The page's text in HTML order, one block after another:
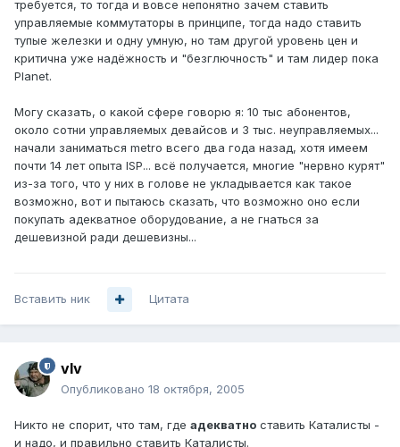
требуется, то тогда и вовсе непонятно зачем ставить
управляемые коммутаторы в принципе, тогда надо ставить
тупые железки и одну умную, но там другой уровень цен и
критична уже надёжность и "безглючность" и там лидер пока
Planet.
Могу сказать, о какой сфере говорю я: 10 тыс абонентов,
около сотни управляемых девайсов и 3 тыс. неуправляемых...
начали заниматься metro всего два года назад, хотя имеем
почти 14 лет опыта ISP... всё получается, многие "нервно курят"
из-за того, что у них в голове не укладывается как такое
возможно, вот и пытаюсь сказать, что возможно оно если
покупать адекватное оборудование, а не гнаться за
дешевизной ради дешевизны...
Вставить ник Цитата
vIv
Опубликовано 18 октября, 2005
Никто не спорит, что там, где адекватно ставить Каталисты -
и надо, и правильно ставить Каталисты.